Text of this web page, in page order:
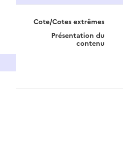
Cote/Cotes extrêmes
Présentation du
contenu